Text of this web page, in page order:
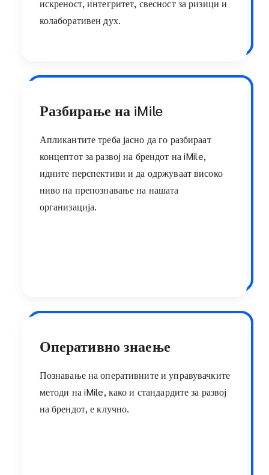
искреност, интегритет, свесност за ризици и
колаборативен дух.
Разбирање на iMile
Апликантите треба јасно да го разбираат
концептот за развој на брендот на iMile,
идните перспективи и да одржуваат високо
ниво на препознавање на нашата
организација.
Оперативно знаење
Познавање на оперативните и управувачките
методи на iMile, како и стандардите за развој
на брендот, е клучно.